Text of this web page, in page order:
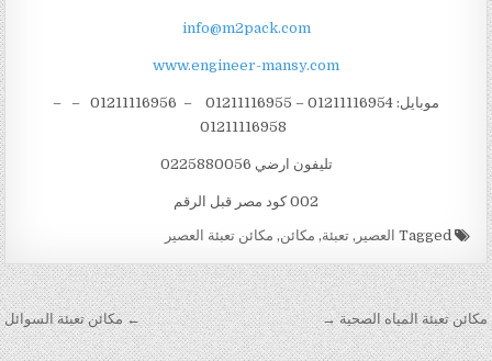
info@m2pack.com
www.engineer-mansy.com
موبايل: 01211116954 – 01211116955 – 01211116956 – –
تليفون ارضي 0225880056
002 كود مصر قبل الرقم
Tagged العصير ,تعبئة, مكائن, مكائن تعبئة العصير
تصفّح المقالات ← مكائن تعبئة السوائل مكائن تعبئة المياه الصحية →